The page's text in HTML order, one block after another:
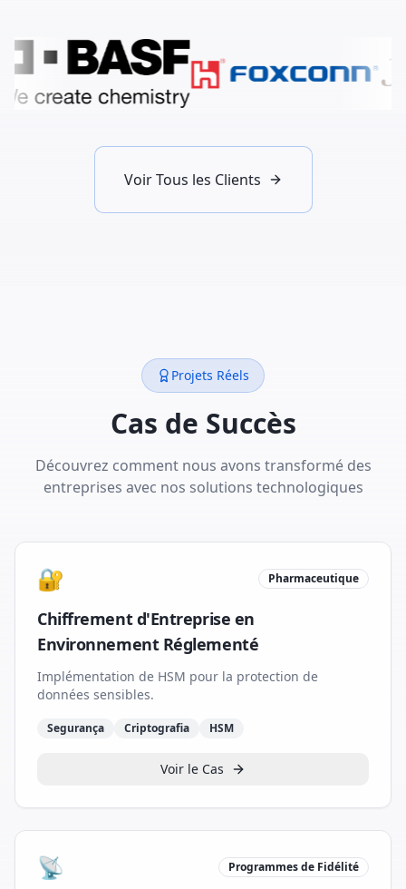
Voir Tous les Clients
Projets Réels
Cas de Succès
Découvrez comment nous avons transformé des
entreprises avec nos solutions technologiques
🔐 Pharmaceutique
Chiffrement d'Entreprise en
Environnement Réglementé
Implémentation de HSM pour la protection de
données sensibles.
Segurança Criptografia HSM
Voir le Cas
📡 Programmes de Fidélité